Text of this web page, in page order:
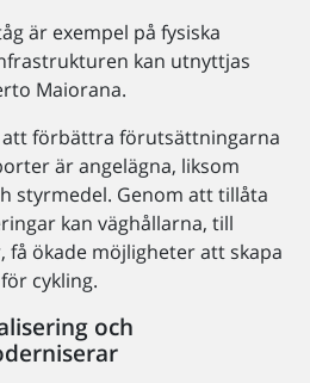
är exempel på fysiska
kan utnyttjas
Maiorana.
förbättra förutsättningarna
är angelägna, liksom
styrmedel. Genom att tillåta
kan väghållarna, till
ökade möjligheter att skapa
cykling.
och